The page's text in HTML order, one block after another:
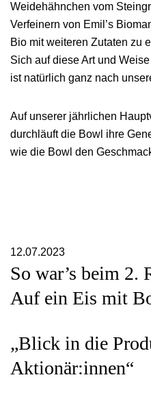
Weidehähnchen vom
Verfeinern von Emil’s
Bio mit weiteren Zutaten zu
Sich auf diese Art und
ist natürlich ganz nach
Auf unserer jährlichen
durchläuft die Bowl ihre
wie die Bowl den
12.07.2023
So war’s beim 2.
Auf ein Eis mit
„Blick in die
Aktionär:innen“